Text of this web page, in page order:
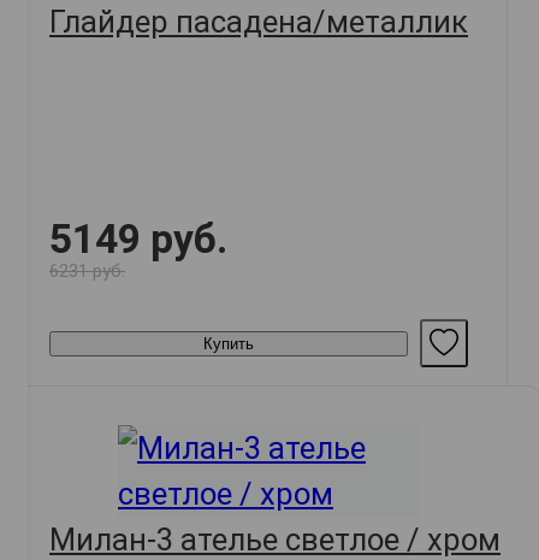
Глайдер пасадена/металлик
5149 руб.
6231 руб.
Купить
Милан-3 ателье светлое / хром